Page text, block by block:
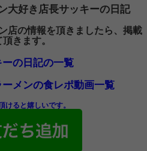
大好き店長サッキーの日記
店の情報を頂きましたら、掲載
きます。
の日記の一覧
メンの食レポ動画一覧
けると嬉しいです。